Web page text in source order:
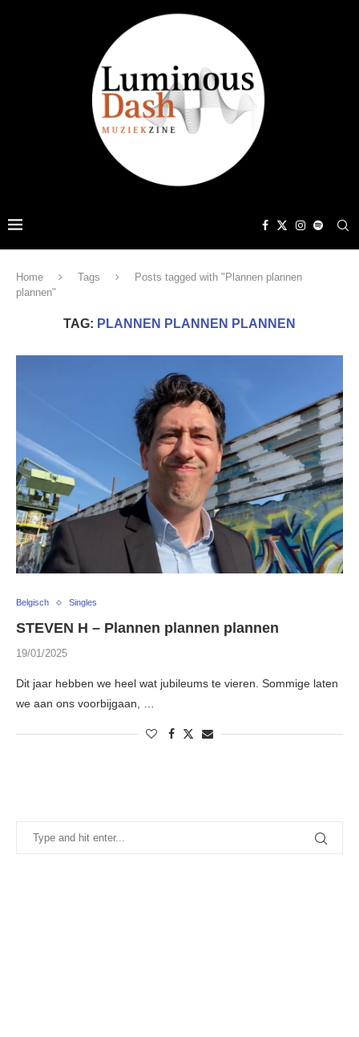
Home Tags
Posts tagged with "Plannen plannen
plannen"
TAG: PLANNEN PLANNEN PLANNEN
Belgisch Singles
STEVEN H – Plannen plannen plannen
19/01/2025
Dit jaar hebben we heel wat jubileums te vieren. Sommige laten
we aan ons voorbijgaan, …